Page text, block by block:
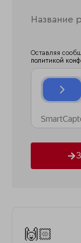
Оставляя
политикой
🙌🏻